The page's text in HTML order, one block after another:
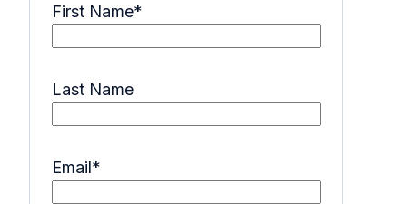
First Name*
Last Name
Email*